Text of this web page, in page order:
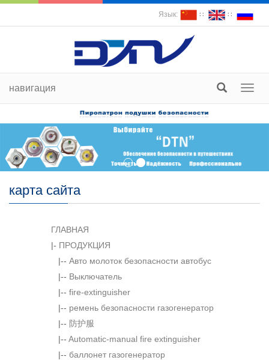
Язык: ∷ ∷
навигация
карта сайта
ГЛАВНАЯ
|- ПРОДУКЦИЯ
|-- Авто молоток безопасности автобус
|-- Выключатель
|-- fire-extinguisher
|-- ремень безопасности газогенератор
|-- 防护服
|-- Automatic-manual fire extinguisher
|-- баллонет газогенератор